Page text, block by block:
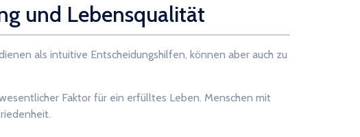
und Lebensqualität
als intuitive Entscheidungshilfen, können aber auch zu
Faktor für ein erfülltes Leben. Menschen mit